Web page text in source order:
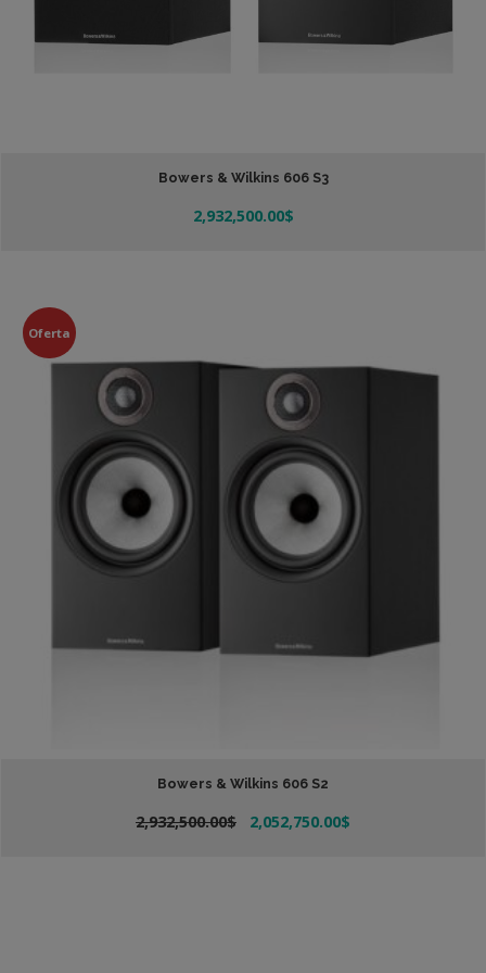
Bowers & Wilkins 606 S3
2,932,500.00$
Añadir Al Carrito
Oferta
Bowers & Wilkins 606 S2
2,932,500.00$
El
2,052,750.00$
Añadir Al Carrito